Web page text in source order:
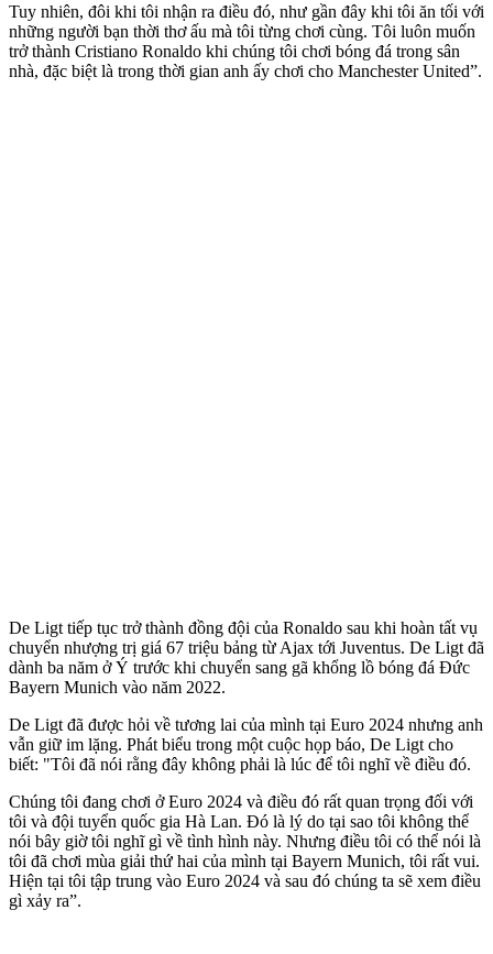
Tuy nhiên, đôi khi tôi nhận ra điều đó, như gần đây khi tôi ăn tối với
những người bạn thời thơ ấu mà tôi từng chơi cùng. Tôi luôn muốn
trở thành Cristiano Ronaldo khi chúng tôi chơi bóng đá trong sân
nhà, đặc biệt là trong thời gian anh ấy chơi cho Manchester United”.
De Ligt tiếp tục trở thành đồng đội của Ronaldo sau khi hoàn tất vụ
chuyển nhượng trị giá 67 triệu bảng từ Ajax tới Juventus. De Ligt đã
dành ba năm ở Ý trước khi chuyển sang gã khổng lồ bóng đá Đức
Bayern Munich vào năm 2022.
De Ligt đã được hỏi về tương lai của mình tại Euro 2024 nhưng anh
vẫn giữ im lặng. Phát biểu trong một cuộc họp báo, De Ligt cho
biết: "Tôi đã nói rằng đây không phải là lúc để tôi nghĩ về điều đó.
Chúng tôi đang chơi ở Euro 2024 và điều đó rất quan trọng đối với
tôi và đội tuyển quốc gia Hà Lan. Đó là lý do tại sao tôi không thể
nói bây giờ tôi nghĩ gì về tình hình này. Nhưng điều tôi có thể nói là
tôi đã chơi mùa giải thứ hai của mình tại Bayern Munich, tôi rất vui.
Hiện tại tôi tập trung vào Euro 2024 và sau đó chúng ta sẽ xem điều
gì xảy ra”.